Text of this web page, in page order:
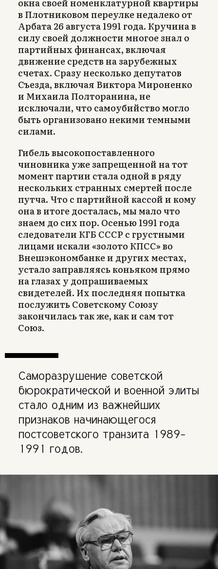
в Плотниковом переулке недалеко от
Арбата 26 августа 1991 года. Кручина в
силу своей должности многое знал о
партийных финансах, включая
движение средств на зарубежных
счетах. Сразу несколько депутатов
Съезда, включая Виктора Мироненко
и Михаила Полторанина, не
исключали, что самоубийство могло
быть организовано некими темными
силами.
Гибель высокопоставленного
чиновника уже запрещенной на тот
момент партии стала одной в ряду
нескольких странных смертей после
путча. Что с партийной кассой и кому
она в итоге досталась, мы мало что
знаем до сих пор. Осенью 1991 года
следователи КГБ СССР с грустными
лицами искали «золото КПСС» во
Внешэкономбанке и других местах,
устало заправляясь коньяком прямо
на глазах у допрашиваемых
свидетелей. Их последняя попытка
послужить Советскому Союзу
закончилась так же, как и сам тот
Союз.
Саморазрушение советской
бюрократической и военной элиты
стало одним из важнейших
признаков начинающегося
постсоветского транзита 1989–
1991 годов.